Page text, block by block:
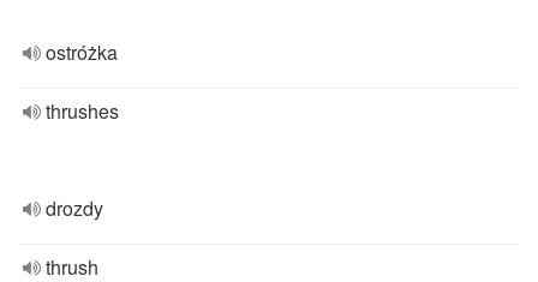
ostróżka
thrushes
drozdy
thrush